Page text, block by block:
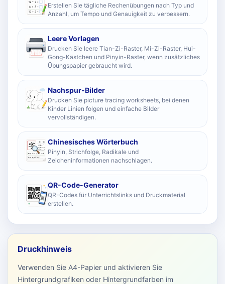
Erstellen Sie tägliche Rechenübungen nach Typ und
Anzahl, um Tempo und Genauigkeit zu verbessern.
Leere Vorlagen
Drucken Sie leere Tian-Zi-Raster, Mi-Zi-Raster, Hui-
Gong-Kästchen und Pinyin-Raster, wenn zusätzliches
Übungspapier gebraucht wird.
Nachspur-Bilder
Drucken Sie picture tracing worksheets, bei denen
Kinder Linien folgen und einfache Bilder
vervollständigen.
Chinesisches Wörterbuch
Pinyin, Strichfolge, Radikale und
Zeicheninformationen nachschlagen.
QR-Code-Generator
QR-Codes für Unterrichtslinks und Druckmaterial
erstellen.
Druckhinweis
Verwenden Sie A4-Papier und aktivieren Sie
Hintergrundgrafiken oder Hintergrundfarben im